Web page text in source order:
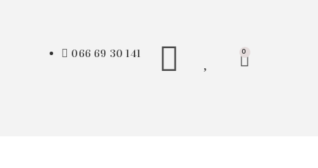
066 69 30 141 0